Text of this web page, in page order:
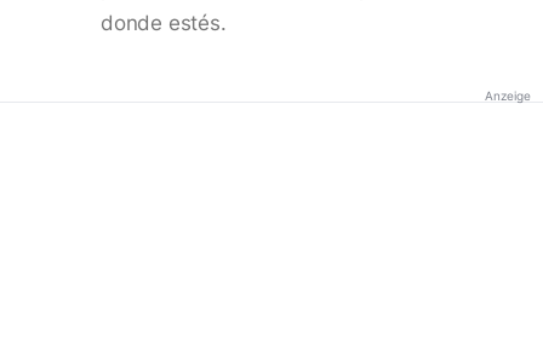
donde estés.
Anzeige